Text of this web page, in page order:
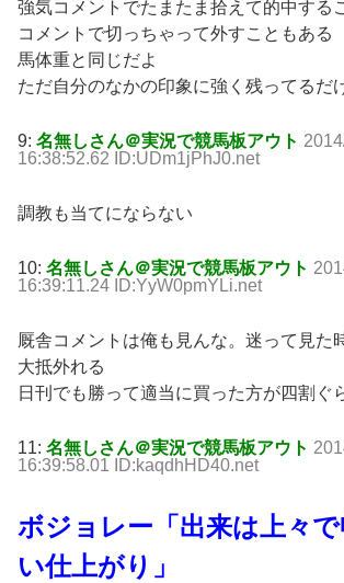
強気コメントでたまたま拾えて的中する
コメントで切っちゃって外すこともある
馬体重と同じだよ
ただ自分のなかの印象に強く残ってるだ
9: 名無しさん＠実況で競馬板アウト
16:38:52.62 ID:UDm1jPhJ0.net
調教も当てにならない
10: 名無しさん＠実況で競馬板アウト
16:39:11.24 ID:YyW0pmYLi.net
厩舎コメントは俺も見んな。迷って見た
大抵外れる
日刊でも勝って適当に買った方が四割ぐ
11: 名無しさん＠実況で競馬板アウト
16:39:58.01 ID:kaqdhHD40.net
ボジョレー「出来は上々
い仕上がり」